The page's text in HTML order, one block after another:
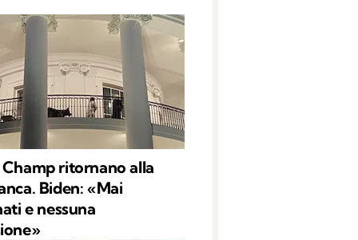
ritornano alla
Biden: «Mai
e nessuna